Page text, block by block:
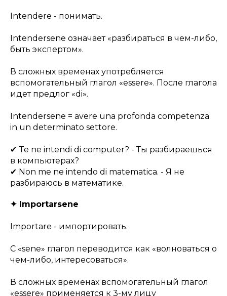
Intendere - понимать.
Intendersene означает «разбираться в чем-либо,
быть экспертом».
В сложных временах употребляется
вспомогательный глагол «essere». После глагола
идет предлог «di».
Intendersene = avere una profonda competenza
in un determinato settore.
✔ Te ne intendi di computer? - Ты разбираешься
в компьютерах?
✔ Non me ne intendo di matematica. - Я не
разбираюсь в математике.
✦ Importarsene
Importare - импортировать.
С «sene» глагол переводится как «волноваться о
чем-либо, интересоваться».
В сложных временах вспомогательный глагол
«essere» применяется к 3-му лицу